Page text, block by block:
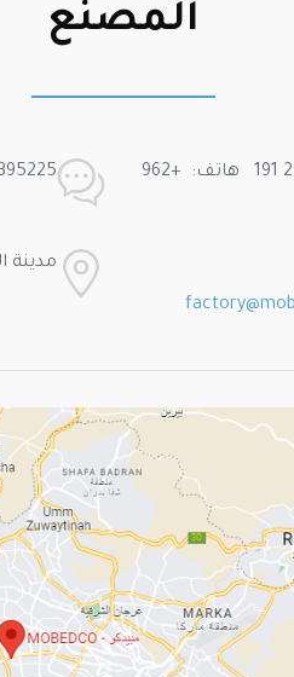
المصنع
موبايل: +962 79 777 2 191 هاتف: +962
مدينة